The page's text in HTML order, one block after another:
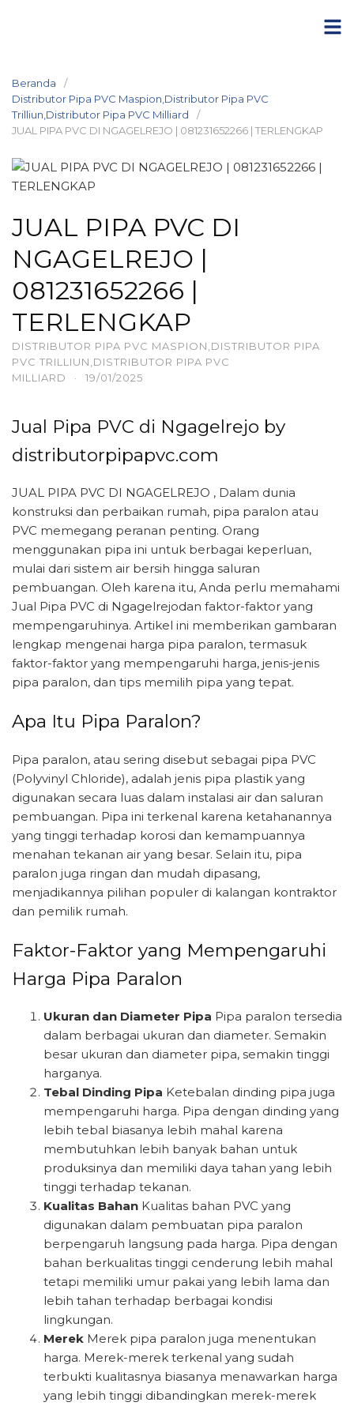
Beranda
Distributor Pipa PVC Maspion,Distributor Pipa PVC
Trilliun,Distributor Pipa PVC Milliard
JUAL PIPA PVC DI NGAGELREJO | 081231652266 | TERLENGKAP
JUAL PIPA PVC DI
NGAGELREJO |
081231652266 |
TERLENGKAP
DISTRIBUTOR PIPA PVC MASPION,DISTRIBUTOR PIPA
PVC TRILLIUN,DISTRIBUTOR PIPA PVC
MILLIARD
· 19/01/2025
Jual Pipa PVC di Ngagelrejo by
distributorpipapvc.com
JUAL PIPA PVC DI NGAGELREJO , Dalam dunia
konstruksi dan perbaikan rumah, pipa paralon atau
PVC memegang peranan penting. Orang
menggunakan pipa ini untuk berbagai keperluan,
mulai dari sistem air bersih hingga saluran
pembuangan. Oleh karena itu, Anda perlu memahami
Jual Pipa PVC di Ngagelrejodan faktor-faktor yang
mempengaruhinya. Artikel ini memberikan gambaran
lengkap mengenai harga pipa paralon, termasuk
faktor-faktor yang mempengaruhi harga, jenis-jenis
pipa paralon, dan tips memilih pipa yang tepat.
Apa Itu Pipa Paralon?
Pipa paralon, atau sering disebut sebagai pipa PVC
(Polyvinyl Chloride), adalah jenis pipa plastik yang
digunakan secara luas dalam instalasi air dan saluran
pembuangan. Pipa ini terkenal karena ketahanannya
yang tinggi terhadap korosi dan kemampuannya
menahan tekanan air yang besar. Selain itu, pipa
paralon juga ringan dan mudah dipasang,
menjadikannya pilihan populer di kalangan kontraktor
dan pemilik rumah.
Faktor-Faktor yang Mempengaruhi
Harga Pipa Paralon
Ukuran dan Diameter Pipa Pipa paralon tersedia
dalam berbagai ukuran dan diameter. Semakin
besar ukuran dan diameter pipa, semakin tinggi
harganya.
Tebal Dinding Pipa Ketebalan dinding pipa juga
mempengaruhi harga. Pipa dengan dinding yang
lebih tebal biasanya lebih mahal karena
membutuhkan lebih banyak bahan untuk
produksinya dan memiliki daya tahan yang lebih
tinggi terhadap tekanan.
Kualitas Bahan Kualitas bahan PVC yang
digunakan dalam pembuatan pipa paralon
berpengaruh langsung pada harga. Pipa dengan
bahan berkualitas tinggi cenderung lebih mahal
tetapi memiliki umur pakai yang lebih lama dan
lebih tahan terhadap berbagai kondisi
lingkungan.
Merek Merek pipa paralon juga menentukan
harga. Merek-merek terkenal yang sudah
terbukti kualitasnya biasanya menawarkan harga
yang lebih tinggi dibandingkan merek-merek